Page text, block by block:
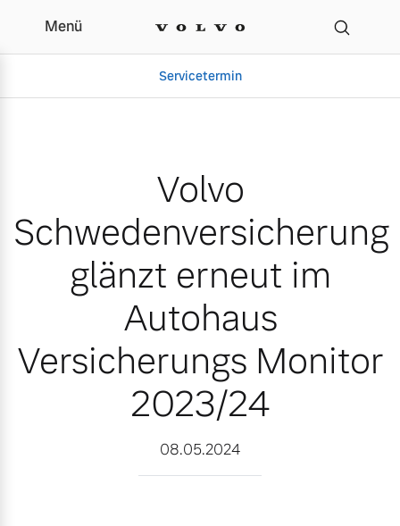
Volvo
Menü
Servicetermin
Aktuelle Zubehörangebote
Gebrauchtwagen
Aktuelle Zubehörangebote
Unsere News & Events
Volvo
Schwedenversicherung
glänzt erneut im
Autohaus
Versicherungs Monitor
2023/24
08.05.2024